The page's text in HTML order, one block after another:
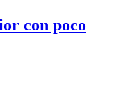
con poco